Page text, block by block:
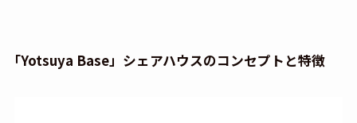
「Yotsuya Base」シェアハウスのコンセプトと特徴